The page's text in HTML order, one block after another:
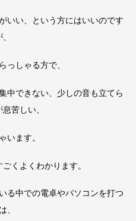
いい、という方にはいいのです
っしゃる方で、
中できない、少しの音も立てら
苦しい、
います。
くよくわかります。
る中での電卓やパソコンを打つ
、